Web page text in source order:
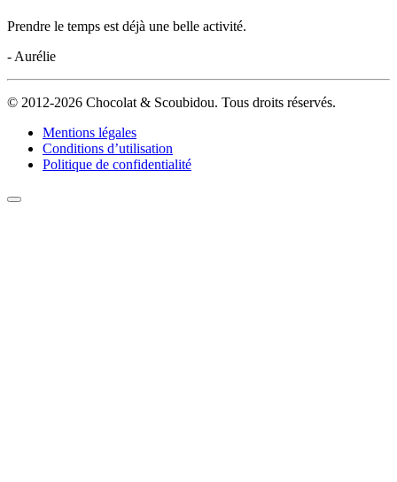
Prendre le temps est déjà une belle activité.
- Aurélie
© 2012-2026 Chocolat & Scoubidou. Tous droits réservés.
Mentions légales
Conditions d’utilisation
Politique de confidentialité